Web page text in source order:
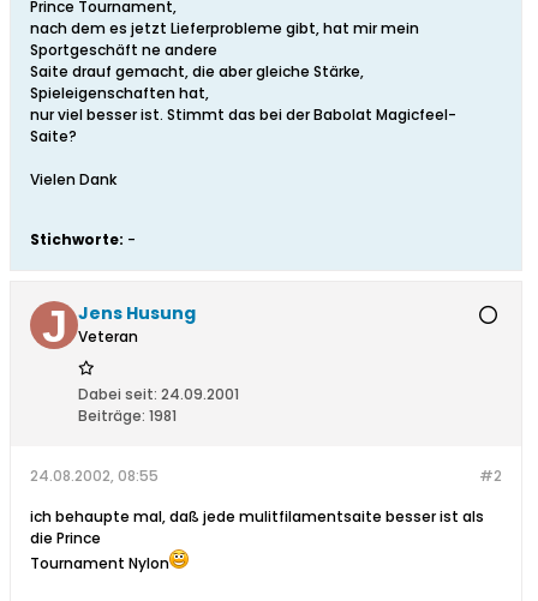
Prince Tournament,
nach dem es jetzt Lieferprobleme gibt, hat mir mein
Sportgeschäft ne andere
Saite drauf gemacht, die aber gleiche Stärke,
Spieleigenschaften hat,
nur viel besser ist. Stimmt das bei der Babolat Magicfeel-
Saite?
Vielen Dank
Stichworte: -
Jens Husung
Veteran
Dabei seit: 24.09.2001
Beiträge: 1981
#2
24.08.2002, 08:55
ich behaupte mal, daß jede mulitfilamentsaite besser ist als
die Prince
Tournament Nylon